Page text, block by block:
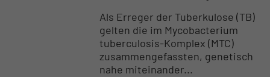
Als Erreger der Tuberkulose (TB)
gelten die im Mycobacterium
tuberculosis-Komplex (MTC)
zusammengefassten, genetisch
nahe miteinander...